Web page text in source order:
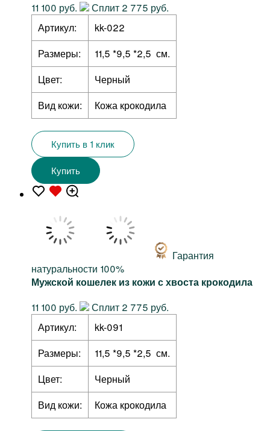
11 100 руб.
Сплит 2 775 руб.
Артикул:
kk-022
Размеры:
11,5 *9,5 *2,5 см.
Цвет:
Черный
Вид кожи:
Кожа крокодила
Купить в 1 клик
Купить
Гарантия
натуральности 100%
Мужской кошелек из кожи с хвоста крокодила
11 100 руб.
Сплит 2 775 руб.
Артикул:
kk-091
Размеры:
11,5 *9,5 *2,5 см.
Цвет:
Черный
Вид кожи:
Кожа крокодила